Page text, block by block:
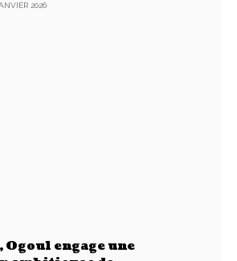
2026
engage une